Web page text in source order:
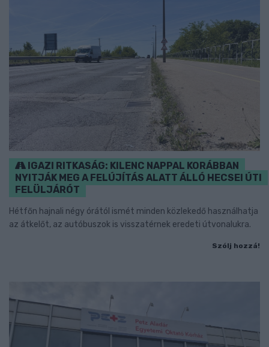
IGAZI RITKASÁG: KILENC NAPPAL KORÁBBAN
NYITJÁK MEG A FELÚJÍTÁS ALATT ÁLLÓ HECSEI ÚTI
FELÜLJÁRÓT
Hétfőn hajnali négy órától ismét minden közlekedő használhatja
az átkelőt, az autóbuszok is visszatérnek eredeti útvonalukra.
Szólj hozzá!